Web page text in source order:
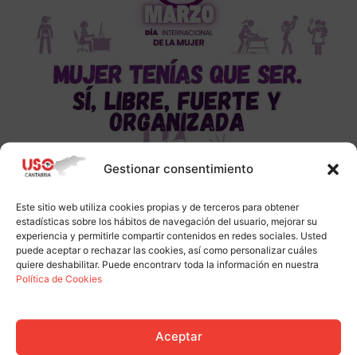
Gestionar consentimiento
Este sitio web utiliza cookies propias y de terceros para obtener
estadísticas sobre los hábitos de navegación del usuario, mejorar su
experiencia y permitirle compartir contenidos en redes sociales. Usted
puede aceptar o rechazar las cookies, así como personalizar cuáles
quiere deshabilitar. Puede encontrarv toda la información en nuestra
Política de Cookies
Aceptar